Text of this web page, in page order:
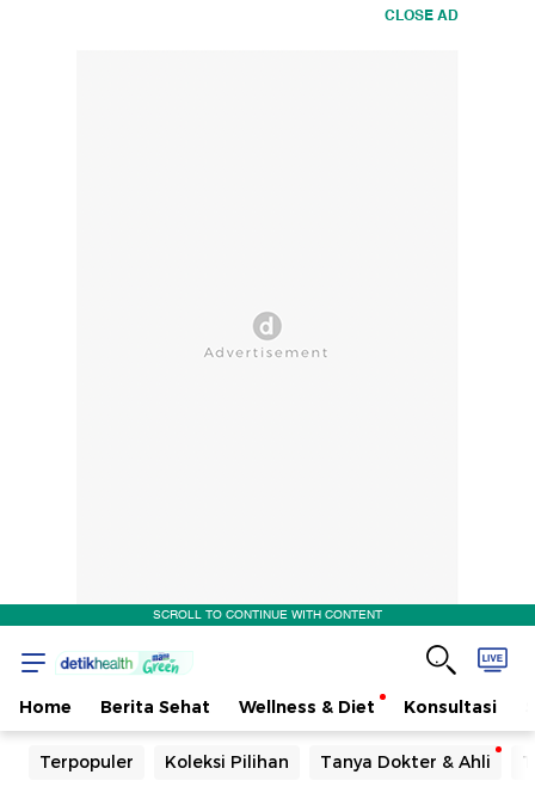
CLOSE AD
SCROLL TO CONTINUE WITH CONTENT
Home Berita Sehat Wellness & Diet Konsultasi
Terpopuler Koleksi Pilihan Tanya Dokter & Ahli